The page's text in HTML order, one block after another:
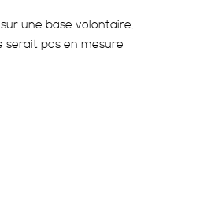
une base volontaire.
serait pas en mesure